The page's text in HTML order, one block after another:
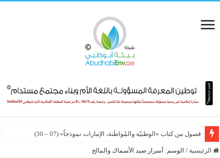
فصول من كتاب «الوطنيّة والمُواطَنة، الإمارات نموذجاً» (07 – 30)
الرئيسية / الوسم: أسرار صيد الأسماك والمالح